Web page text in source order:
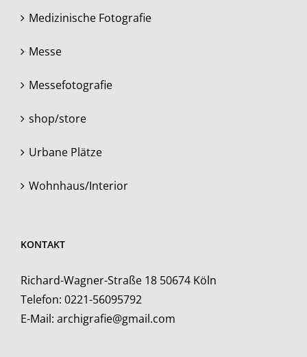
Medizinische Fotografie
Messe
Messefotografie
shop/store
Urbane Plätze
Wohnhaus/Interior
KONTAKT
Richard-Wagner-Straße 18 50674 Köln
Telefon: 0221-56095792
E-Mail: archigrafie@gmail.com